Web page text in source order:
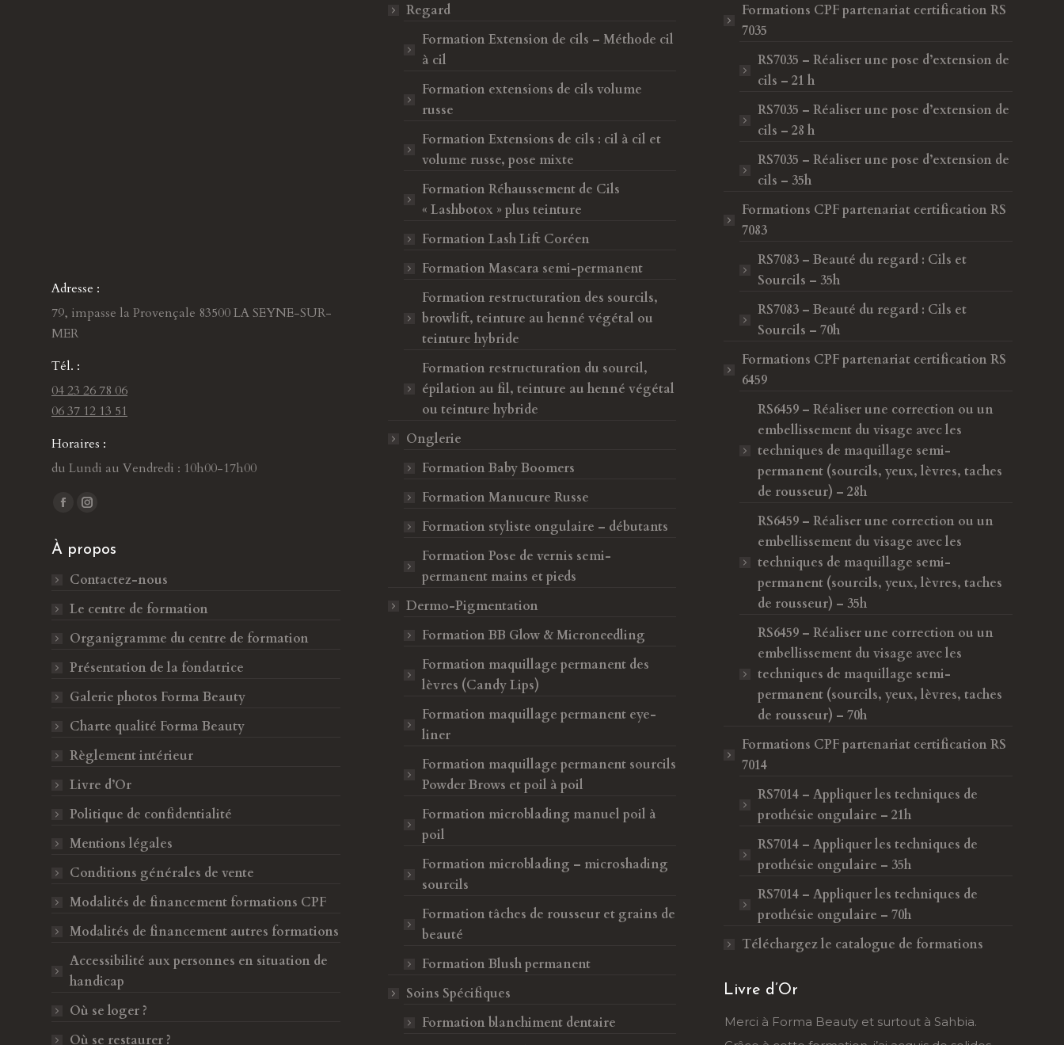
Adresse :
79, impasse la Provençale 83500 LA SEYNE-SUR-
MER
Tél. :
04 23 26 78 06
06 37 12 13 51
Horaires :
du Lundi au Vendredi : 10h00-17h00
Trouvez nous sur :
L
p
e
o
k
n
L
p
e
I
s
t
r
s
'
u
v
d
a
n
À propos
Contactez-nous
Le centre de formation
Organigramme du centre de formation
Présentation de la fondatrice
Galerie photos Forma Beauty
Charte qualité Forma Beauty
Règlement intérieur
Livre d’Or
Politique de confidentialité
Mentions légales
Conditions générales de vente
Modalités de financement formations CPF
Modalités de financement autres formations
Accessibilité aux personnes en situation de
handicap
Où se loger ?
Où se restaurer ?
Regard
Formation Extension de cils – Méthode cil
à cil
Formation extensions de cils volume
russe
Formation Extensions de cils : cil à cil et
volume russe, pose mixte
Formation Réhaussement de Cils
« Lashbotox » plus teinture
Formation Lash Lift Coréen
Formation Mascara semi-permanent
Formation restructuration des sourcils,
browlift, teinture au henné végétal ou
teinture hybride
Formation restructuration du sourcil,
épilation au fil, teinture au henné végétal
ou teinture hybride
Onglerie
Formation Baby Boomers
Formation Manucure Russe
Formation styliste ongulaire – débutants
Formation Pose de vernis semi-
permanent mains et pieds
Dermo-Pigmentation
Formation BB Glow & Microneedling
Formation maquillage permanent des
lèvres (Candy Lips)
Formation maquillage permanent eye-
liner
Formation maquillage permanent sourcils
Powder Brows et poil à poil
Formation microblading manuel poil à
poil
Formation microblading – microshading
sourcils
Formation tâches de rousseur et grains de
beauté
Formation Blush permanent
Soins Spécifiques
Formation blanchiment dentaire
Formations CPFpartenariat certification RS
7035
RS7035 – Réaliser une pose d’extension de
cils – 21 h
RS7035 – Réaliser une pose d’extension de
cils – 28 h
RS7035 – Réaliser une pose d’extension de
cils – 35h
Formations CPFpartenariat certification RS
7083
RS7083 – Beauté du regard : Cils et
Sourcils – 35h
RS7083 – Beauté du regard : Cils et
Sourcils – 70h
Formations CPFpartenariat certification RS
6459
RS6459 – Réaliser une correction ou un
embellissement du visage avec les
techniques de maquillage semi-
permanent (sourcils, yeux, lèvres, taches
de rousseur) – 28h
RS6459 – Réaliser une correction ou un
embellissement du visage avec les
techniques de maquillage semi-
permanent (sourcils, yeux, lèvres, taches
de rousseur) – 35h
RS6459 – Réaliser une correction ou un
embellissement du visage avec les
techniques de maquillage semi-
permanent (sourcils, yeux, lèvres, taches
de rousseur) – 70h
Formations CPFpartenariat certification RS
7014
RS7014 – Appliquer les techniques de
prothésie ongulaire – 21h
RS7014 – Appliquer les techniques de
prothésie ongulaire – 35h
RS7014 – Appliquer les techniques de
prothésie ongulaire – 70h
Téléchargez le catalogue de formations
Livre d’Or
excellente expérience chez Forma Beauty
Une formation vraiment complète avec Sahbia Merci à Forma Beauty et surtout à Sahbia.
Un grand merci à Sarah et Forma